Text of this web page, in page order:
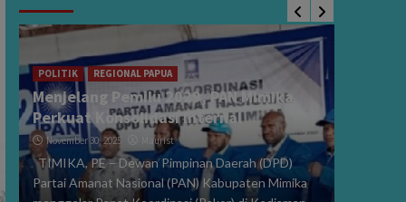
POLITIK REGIONAL PAPUA
Menjelang Pemilu 2029, PAN Mimika
Perkuat Konsolidasi Internal
November 30, 2025 Maurist
TIMIKA, PE – Dewan Pimpinan Daerah (DPD)
Partai Amanat Nasional (PAN) Kabupaten Mimika